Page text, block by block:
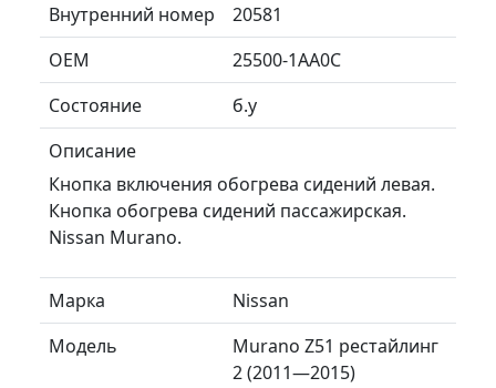
Внутренний номер
20581
ОЕМ
25500-1AA0C
Состояние
б.у
Описание
Кнопка включения обогрева сидений левая.
Кнопка обогрева сидений пассажирская.
Nissan Murano.
Марка
Nissan
Модель
Murano Z51 рестайлинг
2 (2011—2015)